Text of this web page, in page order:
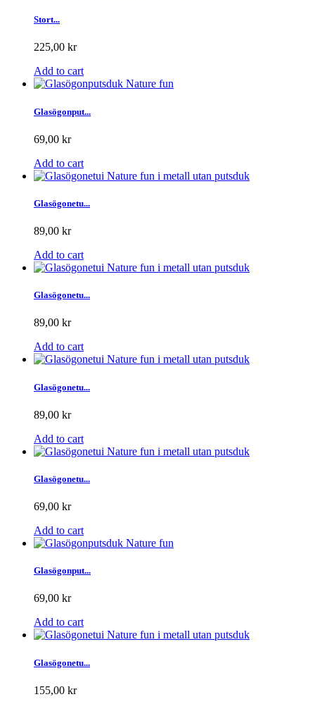
Stort...
225,00 kr
Add to cart
Glasögonput...
69,00 kr
Add to cart
Glasögonetu...
89,00 kr
Add to cart
Glasögonetu...
89,00 kr
Add to cart
Glasögonetu...
89,00 kr
Add to cart
Glasögonetu...
69,00 kr
Add to cart
Glasögonput...
69,00 kr
Add to cart
Glasögonetu...
155,00 kr